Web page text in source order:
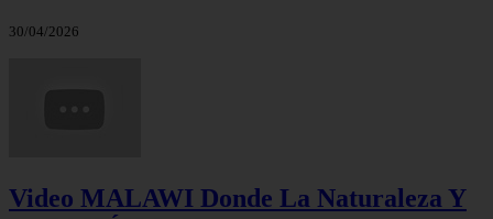
30/04/2026
Video MALAWI Donde La Naturaleza Y